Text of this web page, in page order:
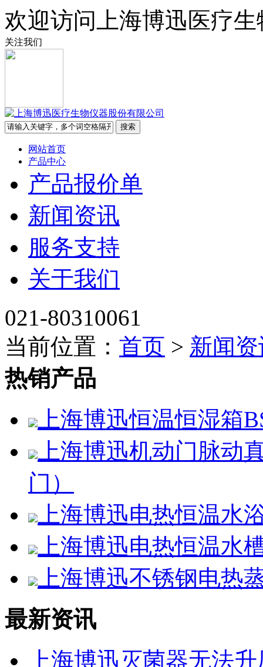
欢迎访问上海博迅医疗
关注我们
网站首页
产品中心
产品报价单
新闻资讯
服务支持
关于我们
021-80310061
当前位置： 首页 > 新闻
热销产品
上海博迅恒温恒湿箱
上海博迅机动门脉动
门）
上海博迅电热恒温水
上海博迅电热恒温水
上海博迅不锈钢电热
最新资讯
上海博迅灭菌器无法